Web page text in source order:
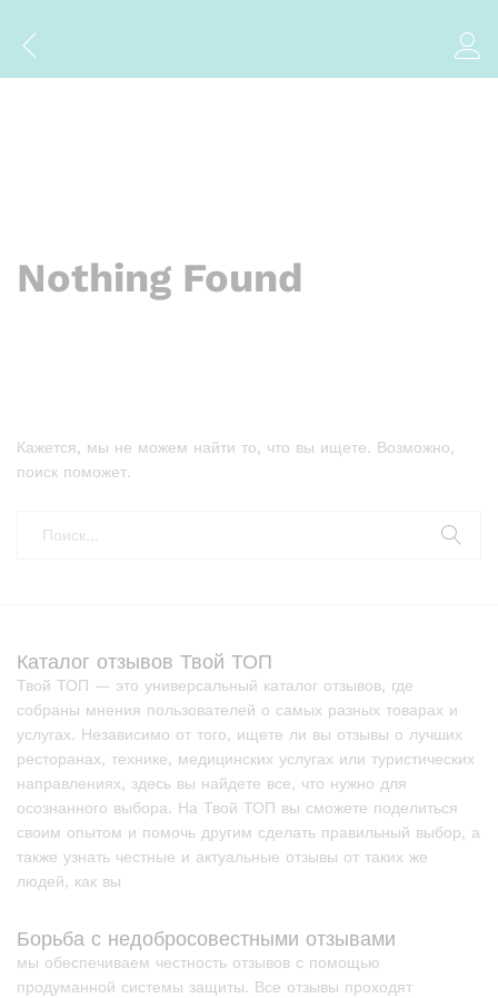
Nothing Found
Кажется, мы не можем найти то, что вы ищете. Возможно,
поиск поможет.
Каталог отзывов Твой ТОП
Твой ТОП — это универсальный каталог отзывов, где
собраны мнения пользователей о самых разных товарах и
услугах. Независимо от того, ищете ли вы отзывы о лучших
ресторанах, технике, медицинских услугах или туристических
направлениях, здесь вы найдете все, что нужно для
осознанного выбора. На Твой ТОП вы сможете поделиться
своим опытом и помочь другим сделать правильный выбор, а
также узнать честные и актуальные отзывы от таких же
людей, как вы
Борьба с недобросовестными отзывами
мы обеспечиваем честность отзывов с помощью
продуманной системы защиты. Все отзывы проходят